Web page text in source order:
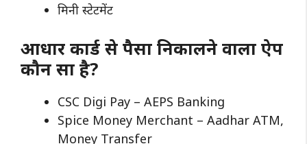
मिनी स्टेटमेंट
आधार कार्ड से पैसा निकालने वाला ऐप
कौन सा है?
CSC Digi Pay – AEPS Banking
Spice Money Merchant – Aadhar ATM,
Money Transfer